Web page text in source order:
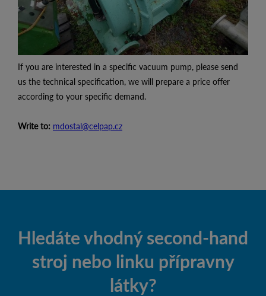
If you are interested in a specific vacuum pump, please send
us the technical specification, we will prepare a price offer
according to your specific demand.
Write to: mdostal@celpap.cz
Hledáte vhodný second-hand
stroj nebo linku přípravny
látky?